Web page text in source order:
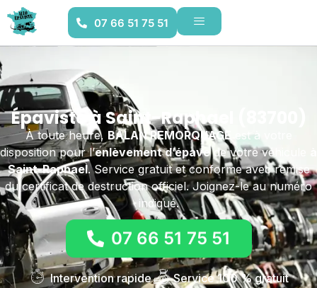
07 66 51 75 51
Épaviste à Saint-Raphael (83700)
À toute heure, BALAN REMORQUAGE est à votre
disposition pour l’enlèvement d’épavede votre véhicule
Saint-Raphael. Service gratuit et conforme avec remise
du certificat de destruction officiel. Joignez-le au numéro
indiqué.
07 66 51 75 51
Intervention rapide
Service 100 % gratuit